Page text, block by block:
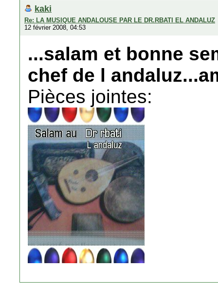
kaki
Re: LA MUSIQUE ANDALOUSE PAR LE DR.RBATI EL ANDALUZ
12 février 2008, 04:53
...salam et bonne
chef de l
Pièces jointes: